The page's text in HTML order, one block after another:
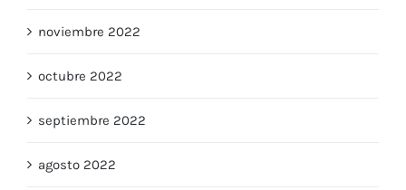
noviembre 2022
octubre 2022
septiembre 2022
agosto 2022